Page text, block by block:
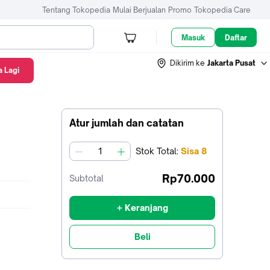
Tentang Tokopedia Mulai Berjualan Promo Tokopedia Care
Masuk Daftar
Dikirim ke Jakarta Pusat
Atur jumlah dan catatan
jumlah Stok Total: Sisa 8
Subtotal Rp70.000
+ Keranjang
Beli
Lagi